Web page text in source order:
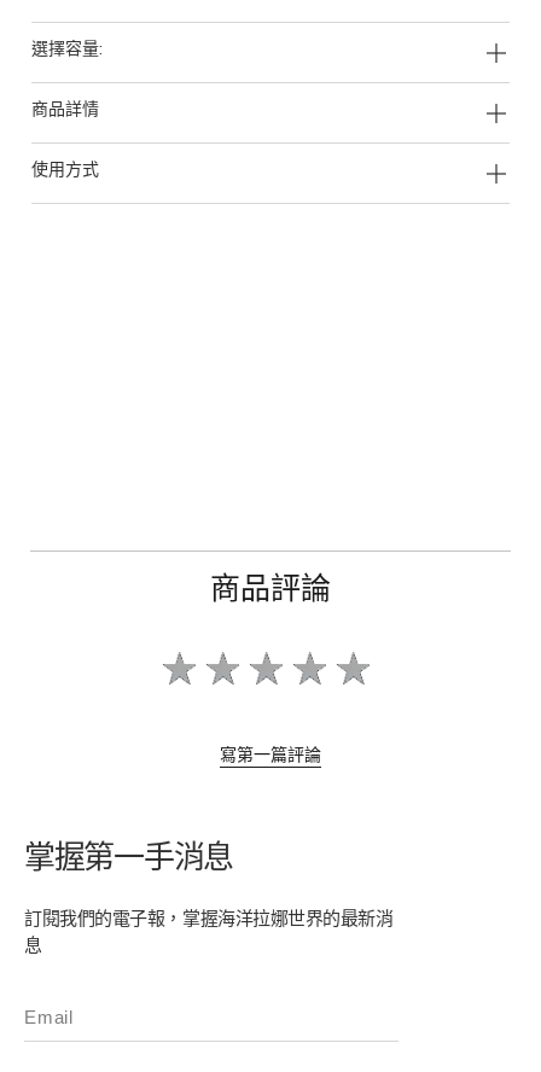
選擇容量:
商品詳情
使用方式
商品評論
寫第一篇評論
掌握第一手消息
訂閱我們的電子報，掌握海洋拉娜世界的最新消
息